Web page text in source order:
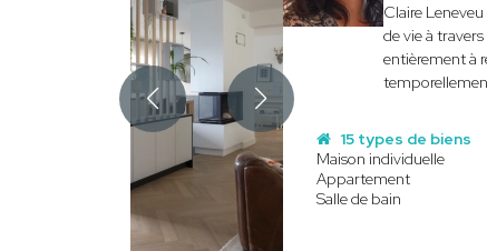
Claire
de vie à
entièrement à
15 types de biens
Maison individuelle
Appartement
Salle de bain